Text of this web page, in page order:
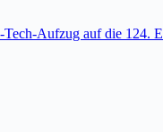
Aufzug auf die 124.